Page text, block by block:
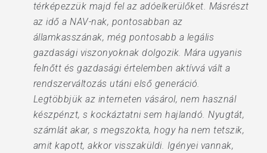
térképezzük majd fel az adóelkerülőket. Másrészt
az idő a NAV-nak, pontosabban az
államkasszának, még pontosabb a legális
gazdasági viszonyoknak dolgozik. Mára ugyanis
felnőtt és gazdasági értelemben aktívvá vált a
rendszerváltozás utáni első generáció.
Legtöbbjük az interneten vásárol, nem használ
készpénzt, s kockáztatni sem hajlandó. Nyugtát,
számlát akar, s megszokta, hogy ha nem tetszik,
amit kapott, akkor visszaküldi. Igényei vannak,